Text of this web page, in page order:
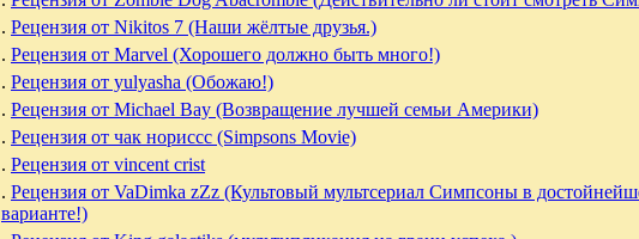
. Рецензия от Nikitos 7 (Наши жёлтые друзья.)
. Рецензия от Marvel (Хорошего должно быть много!)
. Рецензия от yulyasha (Обожаю!)
. Рецензия от Michael Bay (Возвращение лучшей семьи Америки)
. Рецензия от чак нориссс (Simpsons Movie)
. Рецензия от vincent crist
. Рецензия от VaDimka zZz (Культовый мультсериал Симпсоны в
варианте!)